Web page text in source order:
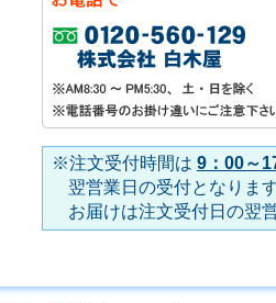
※注文受付時間は 9：00～
翌営業日の受付となりま
お届けは注文受付日の翌